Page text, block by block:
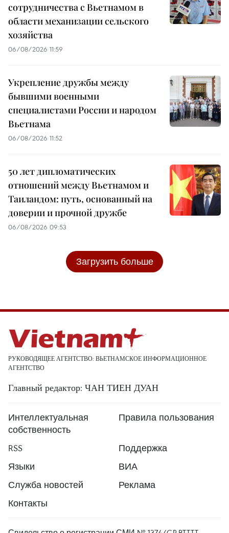
сотрудничества с Вьетнамом в
области механизации сельского
хозяйства
06/08/2026 11:59
Укрепление дружбы между
бывшими военными
специалистами России и народом
Вьетнама
06/08/2026 11:52
50 лет дипломатических
отношений между Вьетнамом и
Таиландом: путь, основанный на
доверии и прочной дружбе
06/08/2026 09:53
Загрузить больше
РУКОВОДЯЩЕЕ АГЕНТСТВО: ВЬЕТНАМСКОЕ ИНФОРМАЦИОННОЕ
АГЕНТСТВО
Главный редактор: ЧАН ТИЕН ДУАН
Интеллектуальная
собственность
Правила пользования
RSS
Поддержка
Языки
ВИА
Служба новостей
Реклама
Контакты